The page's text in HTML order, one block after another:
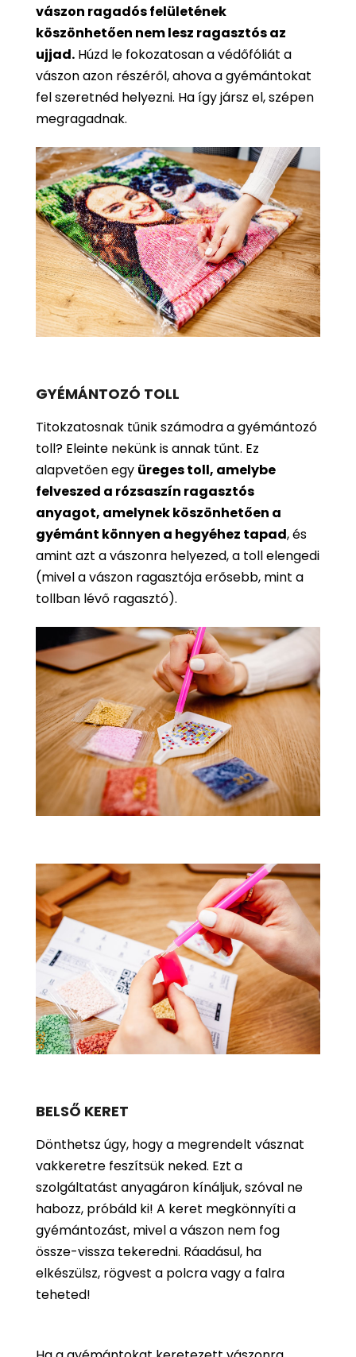
vászon ragadós felületének
köszönhetően nem lesz ragasztós az
ujjad. Húzd le fokozatosan a védőfóliát a
vászon azon részéről, ahova a gyémántokat
fel szeretnéd helyezni. Ha így jársz el, szépen
megragadnak.
GYÉMÁNTOZÓ TOLL
Titokzatosnak tűnik számodra a gyémántozó
toll? Eleinte nekünk is annak tűnt. Ez
alapvetően egy üreges toll, amelybe
felveszed a rózsaszín ragasztós
anyagot, amelynek köszönhetően a
gyémánt könnyen a hegyéhez tapad, és
amint azt a vászonra helyezed, a toll elengedi
(mivel a vászon ragasztója erősebb, mint a
tollban lévő ragasztó).
BELSŐ KERET
Dönthetsz úgy, hogy a megrendelt vásznat
vakkeretre feszítsük neked. Ezt a
szolgáltatást anyagáron kínáljuk, szóval ne
habozz, próbáld ki! A keret megkönnyíti a
gyémántozást, mivel a vászon nem fog
össze-vissza tekeredni. Ráadásul, ha
elkészülsz, rögvest a polcra vagy a falra
teheted!